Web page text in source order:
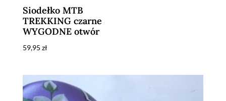
Siodełko MTB
TREKKING czarne
WYGODNE otwór
59,95 zł